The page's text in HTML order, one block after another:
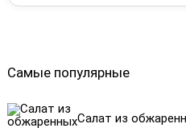
Самые популярные
Салат из